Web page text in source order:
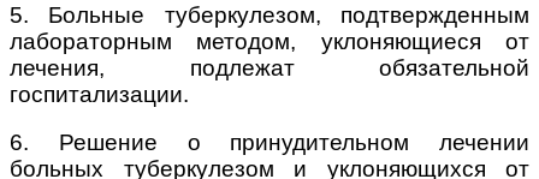
5. Больные туберкулезом, подтвержденным
лабораторным методом, уклоняющиеся от
лечения, подлежат обязательной
госпитализации.
6. Решение о принудительном лечении
больных туберкулезом и уклоняющихся от